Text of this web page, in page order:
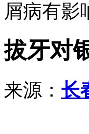
屑病有影
拔牙对
来源： 长